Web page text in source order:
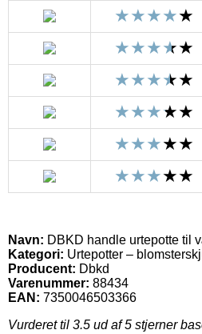
Navn: DBKD handle urtepotte til
Kategori: Urtepotter –
Producent: Dbkd
Varenummer: 88434
EAN: 7350046503366
Vurderet til 3.5 ud af 5 stjerner